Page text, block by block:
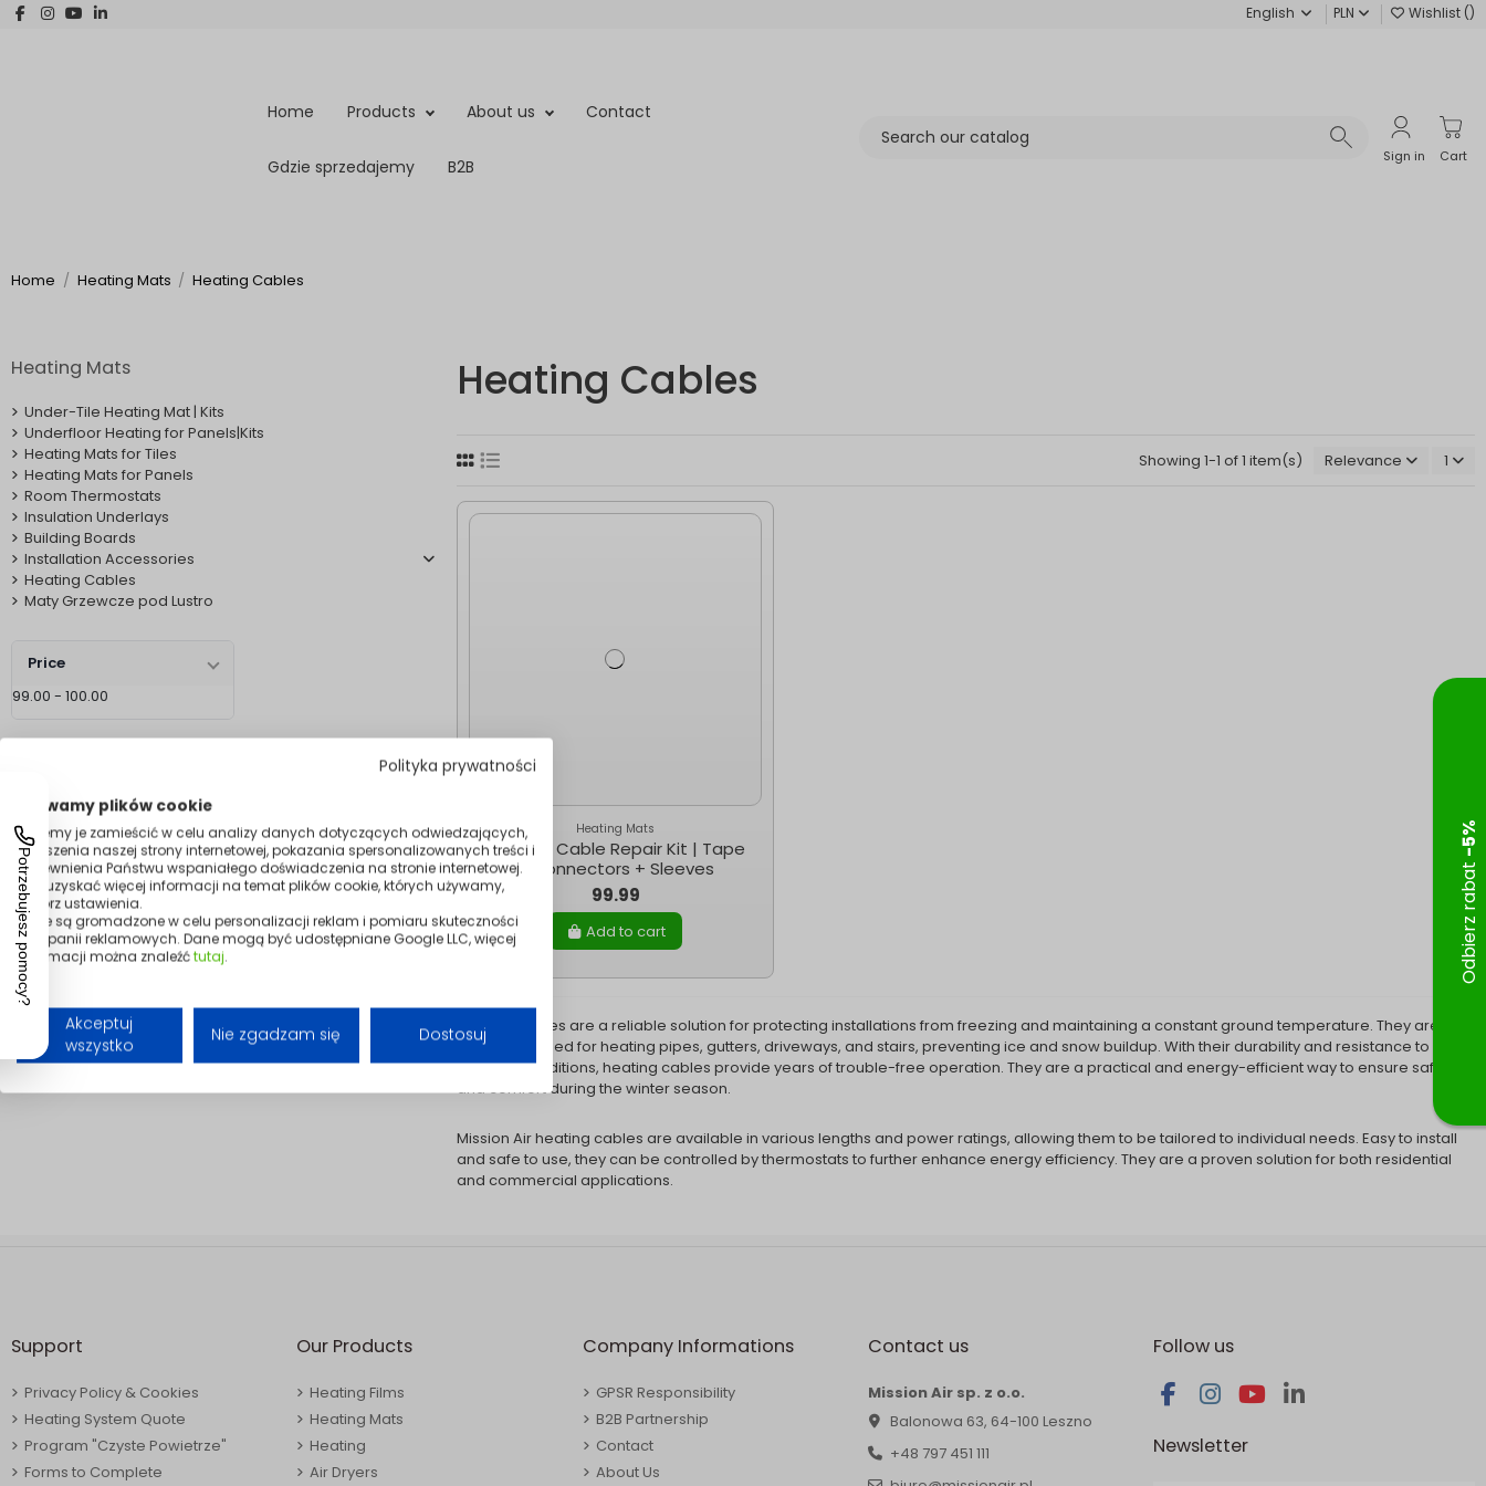
Polityka prywatności
Używamy plików cookie
Możemy je zamieścić w celu analizy danych dotyczących odwiedzających,
ulepszenia naszej strony internetowej, pokazania spersonalizowanych treści i
zapewnienia Państwu wspaniałego doświadczenia na stronie internetowej.
Aby uzyskać więcej informacji na temat plików cookie, których używamy,
otwórz ustawienia.
Dane są gromadzone w celu personalizacji reklam i pomiaru skuteczności
kampanii reklamowych. Dane mogą być udostępniane Google LLC, więcej
informacji można znaleźćtutaj.
Akceptuj
wszystko
Nie zgadzam się Dostosuj
English PLN Wishlist ()
Home Products About us Contact
Gdzie sprzedajemy B2B
Sign in Cart
Home Heating Mats Heating Cables
Heating Cables
Showing 1-1 of 1 item(s) Relevance 1
Heating Mats
Heating Cable Repair Kit | Tape
+ Connectors + Sleeves
99.99
Add to cart
Heating cables are a reliable solution for protecting installations from freezing and maintaining a constant ground temperature. They are
commonly used for heating pipes, gutters, driveways, and stairs, preventing ice and snow buildup. With their durability and resistance to
weather conditions, heating cables provide years of trouble-free operation. They are a practical and energy-efficient way to ensure safety
and comfort during the winter season.
Mission Air heating cables are available in various lengths and power ratings, allowing them to be tailored to individual needs. Easy to install
and safe to use, they can be controlled by thermostats to further enhance energy efficiency. They are a proven solution for both residential
and commercial applications.
Heating Mats
Under-Tile Heating Mat | Kits
Underfloor Heating for Panels|Kits
Heating Mats for Tiles
Heating Mats for Panels
Room Thermostats
Insulation Underlays
Building Boards
Installation Accessories
Heating Cables
Maty Grzewcze pod Lustro
Price
99.00 - 100.00
Support
Privacy Policy & Cookies
Heating System Quote
Program "Czyste Powietrze"
Forms to Complete
Our Products
Heating Films
Heating Mats
Heating
Air Dryers
Company Informations
GPSR Responsibility
B2B Partnership
Contact
About Us
Contact us
Mission Air sp. z o.o.
Balonowa 63, 64-100 Leszno
+48 797 451 111
Follow us
Newsletter